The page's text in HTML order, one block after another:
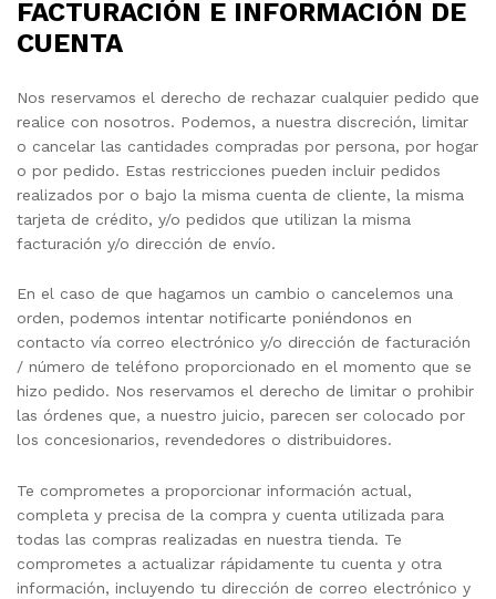
FACTURACIÓN E INFORMACIÓN DE
CUENTA
Nos reservamos el derecho de rechazar cualquier pedido que
realice con nosotros. Podemos, a nuestra discreción, limitar
o cancelar las cantidades compradas por persona, por hogar
o por pedido. Estas restricciones pueden incluir pedidos
realizados por o bajo la misma cuenta de cliente, la misma
tarjeta de crédito, y/o pedidos que utilizan la misma
facturación y/o dirección de envío.
En el caso de que hagamos un cambio o cancelemos una
orden, podemos intentar notificarte poniéndonos en
contacto vía correo electrónico y/o dirección de facturación
/ número de teléfono proporcionado en el momento que se
hizo pedido. Nos reservamos el derecho de limitar o prohibir
las órdenes que, a nuestro juicio, parecen ser colocado por
los concesionarios, revendedores o distribuidores.
Te comprometes a proporcionar información actual,
completa y precisa de la compra y cuenta utilizada para
todas las compras realizadas en nuestra tienda. Te
comprometes a actualizar rápidamente tu cuenta y otra
información, incluyendo tu dirección de correo electrónico y